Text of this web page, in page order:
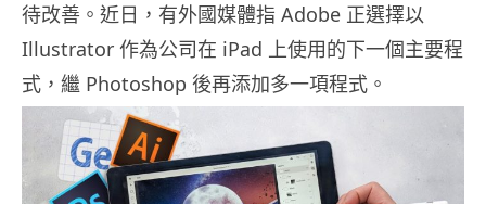
待改善。近日，有外國媒體指 Adobe 正選擇以
Illustrator 作為公司在 iPad 上使用的下一個主要程
式，繼 Photoshop 後再添加多一項程式。